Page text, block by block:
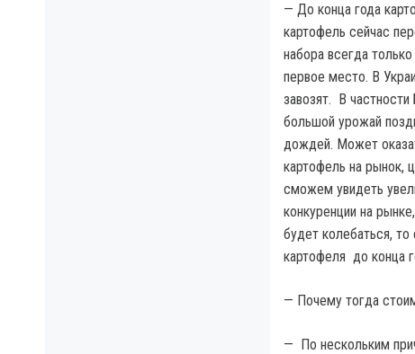
— До конца года
картофель сейчас
набора всегда
первое место. В
завозят. В
большой урожай
дождей. Может
картофель на рынок,
сможем увидеть
конкуренции на
будет колебаться,
картофеля до конца
— Почему тогда
— По нескольким